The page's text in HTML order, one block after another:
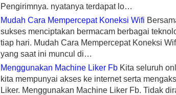
Pengirimnya. nyatanya terdapat lo…
Mudah Cara Mempercepat Koneksi Wifi
sukses menciptakan bermacam berbagai
tiap hari. Mudah Cara Mempercepat Koneksi
yang saat ini muncul di…
Menggunakan Machine Liker Fb Kita seluruh
kita mempunyai akses ke internet serta
Liker. Menggunakan Machine Liker Fb. Tidak